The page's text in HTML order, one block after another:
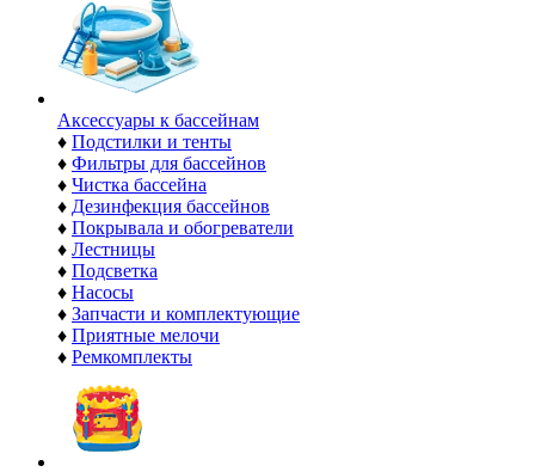
Аксессуары к бассейнам
♦ Подстилки и тенты
♦ Фильтры для бассейнов
♦ Чистка бассейна
♦ Дезинфекция бассейнов
♦ Покрывала и обогреватели
♦ Лестницы
♦ Подсветка
♦ Насосы
♦ Запчасти и комплектующие
♦ Приятные мелочи
♦ Ремкомплекты